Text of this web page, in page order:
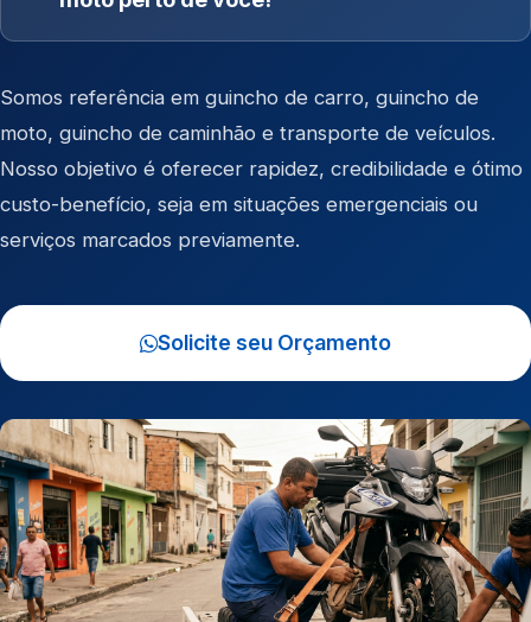
Somos referência em guincho de carro, guincho de
moto, guincho de caminhão e transporte de veículos.
Nosso objetivo é oferecer rapidez, credibilidade e ótimo
custo-benefício, seja em situações emergenciais ou
serviços marcados previamente.
Solicite seu Orçamento